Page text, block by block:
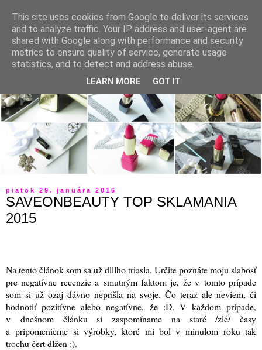
piatok 29. januára 2016
SAVEONBEAUTY TOP SKLAMANIA
2015
Na tento článok som sa už dlllho triasla. Určite poznáte moju slabosť
pre negatívne recenzie a smutným faktom je, že v tomto prípade
som si už ozaj dávno neprišla na svoje. Čo teraz ale neviem, či
hodnotiť pozitívne alebo negatívne, že :D. V každom prípade,
v dnešnom článku si zaspomíname na staré /zlé/ časy
a pripomenieme si výrobky, ktoré mi bol v minulom roku tak
trochu čert dlžen :).
This site uses cookies from Google to deliver its services
and to analyze traffic. Your IP address and user-agent are
shared with Google along with performance and security
metrics to ensure quality of service, generate usage
statistics, and to detect and address abuse.
LEARN MORE GOT IT